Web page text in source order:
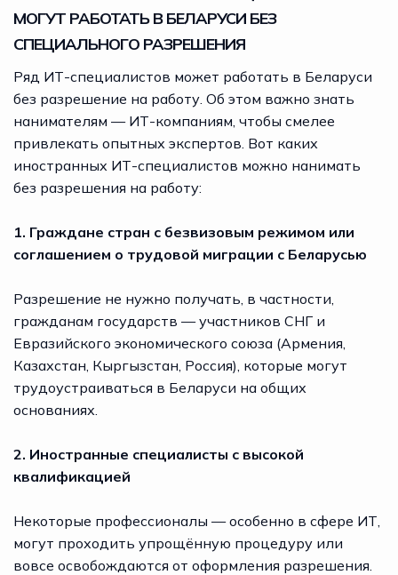
МОГУТ РАБОТАТЬ В БЕЛАРУСИ БЕЗ
СПЕЦИАЛЬНОГО РАЗРЕШЕНИЯ
Ряд ИТ-специалистов может работать в Беларуси
без разрешение на работу. Об этом важно знать
нанимателям — ИТ-компаниям, чтобы смелее
привлекать опытных экспертов. Вот каких
иностранных ИТ-специалистов можно нанимать
без разрешения на работу:
1. Граждане стран с безвизовым режимом или
соглашением о трудовой миграции с Беларусью
Разрешение не нужно получать, в частности,
гражданам государств — участников СНГ и
Евразийского экономического союза (Армения,
Казахстан, Кыргызстан, Россия), которые могут
трудоустраиваться в Беларуси на общих
основаниях.
2. Иностранные специалисты с высокой
квалификацией
Некоторые профессионалы — особенно в сфере ИТ,
могут проходить упрощённую процедуру или
вовсе освобождаются от оформления разрешения.